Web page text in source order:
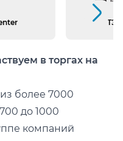
Следующий слайд
в торгах на
более 7000
до 1000
компаний